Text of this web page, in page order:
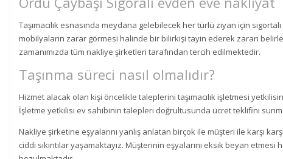
Taşımacılık esnasında meydana gelebilecek her türlü ziyan için
mobilyaların zarar görmesi halinde bir bilirkişi tayin ederek zararı
zamanımızda tüm nakliye şirketleri tarafından tercih edilmektedir.
Taşınma süreci nasıl olmalıdır?
Hizmet alacak olan kişi öncelikle taleplerini taşımacılık işletmesi
İşletme yetkilisi ev sahibinin talepleri doğrultusunda ücret teklifini
Nakliye şirketine eşyalarını yanlış anlatan birçok ile müşteri ile karşı
ciddi sıkıntılar yaşamaktayız. Müşterinin eşyalarını eksik beyan